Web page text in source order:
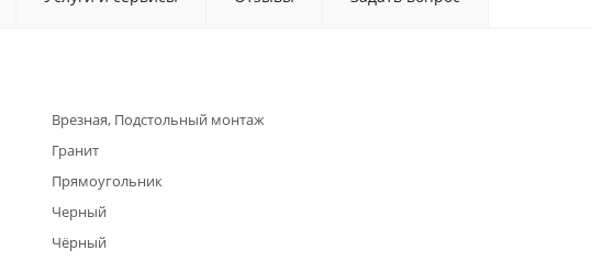
Врезная, Подстольный монтаж
Гранит
Прямоугольник
Черный
Чёрный